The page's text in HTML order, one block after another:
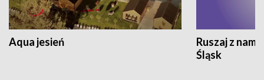
Aqua jesień
Ruszaj z
Śląsk